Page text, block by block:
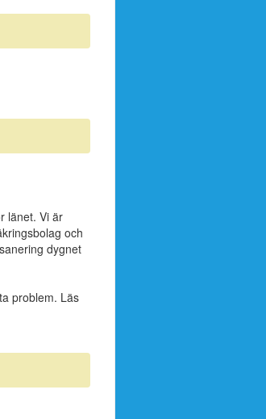
länet. Vi är
och
dygnet
problem. Läs